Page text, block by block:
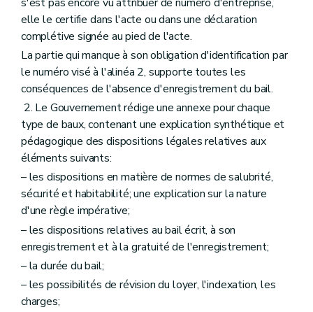
elle le certifie dans l'acte ou dans une déclaration
complétive signée au pied de l'acte.
La partie qui manque à son obligation d'identification par
le numéro visé à l'alinéa 2, supporte toutes les
conséquences de l'absence d'enregistrement du bail.
2. Le Gouvernement rédige une annexe pour chaque
type de baux, contenant une explication synthétique et
pédagogique des dispositions légales relatives aux
éléments suivants:
– les dispositions en matière de normes de salubrité,
sécurité et habitabilité; une explication sur la nature
d'une règle impérative;
– les dispositions relatives au bail écrit, à son
enregistrement et à la gratuité de l'enregistrement;
– la durée du bail;
– les possibilités de révision du loyer, l'indexation, les
charges;